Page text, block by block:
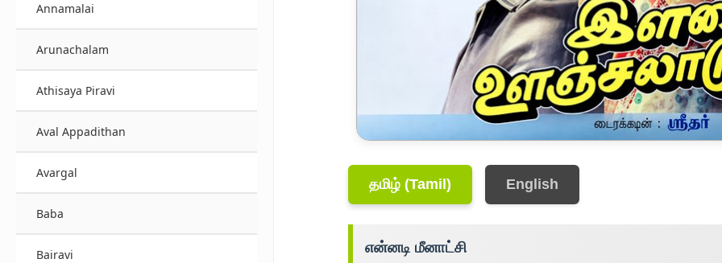
Annamalai
Arunachalam
Athisaya Piravi
Aval Appadithan
Avargal
Baba
Bairavi
தமிழ் (Tamil) English
என்னடி மீனாட்சி